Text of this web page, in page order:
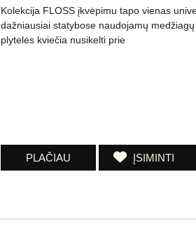
Kolekcija FLOSS įkvėpimu tapo vienas
dažniausiai statybose naudojamų
plytelės kviečia nusikelti prie
PLAČIAU ĮSIMINTI